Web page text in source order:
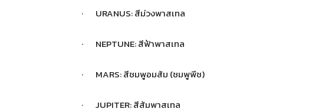
· URANUS: สีม่วงพาสเทล
· NEPTUNE: สีฟ้าพาสเทล
· MARS: สีชมพูอมส้ม (ชมพูพีช)
· JUPITER: สีส้มพาสเทล